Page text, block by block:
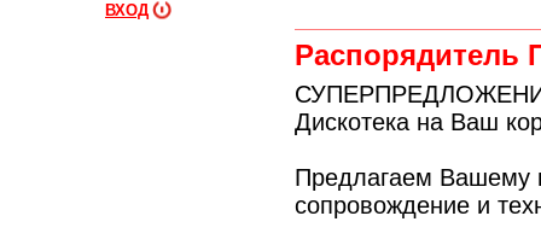
ВХОД
Распорядитель
Дискотека на Ваш
Предлагаем Вашему
сопровождение и